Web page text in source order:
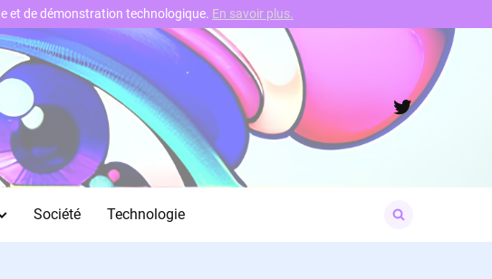
Twitter
Société Technologie
for:
et de démonstration technologique. En savoir plus.